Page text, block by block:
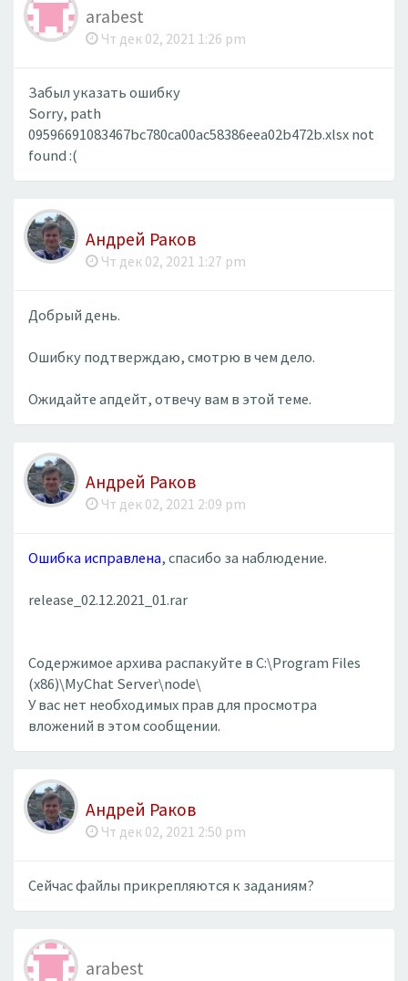
arabest
Чт дек 02, 2021 1:26 pm
Забыл указать ошибку
Sorry, path
09596691083467bc780ca00ac58386eea02b472b.xlsx not
found :(
Андрей Раков
Чт дек 02, 2021 1:27 pm
Добрый день.
Ошибку подтверждаю, смотрю в чем дело.
Ожидайте апдейт, отвечу вам в этой теме.
Андрей Раков
Чт дек 02, 2021 2:09 pm
Ошибка исправлена, спасибо за наблюдение.
release_02.12.2021_01.rar
Содержимое архива распакуйте в C:\Program Files
(x86)\MyChat Server\node\
У вас нет необходимых прав для просмотра
вложений в этом сообщении.
Андрей Раков
Чт дек 02, 2021 2:50 pm
Сейчас файлы прикрепляются к заданиям?
arabest